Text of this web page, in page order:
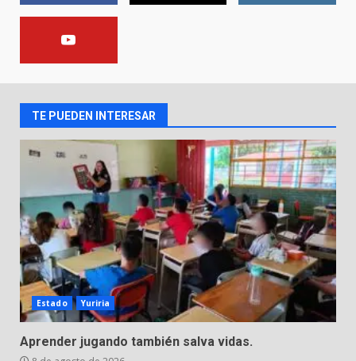
2
Inauguran la Galería Historia y
Arte en Cartonería
7 de agosto de 2026
4
Valle de Santiago refuerza
seguridad con nuevas unidades
7 de agosto de 2026
Los Pastores: tradición que
TE PUEDEN INTERESAR
Estado Yuriria
Aprender jugando también salva vidas.